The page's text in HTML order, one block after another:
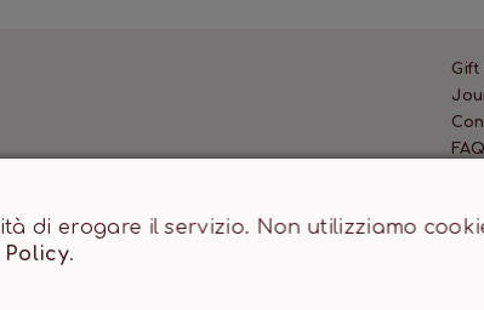
Gift
FAQ
10.000,00 €
di erogare il servizio. Non utilizziamo
Policy.